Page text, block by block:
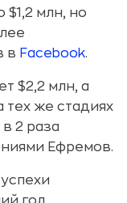
млн, но
в Facebook.
$2,2 млн, а
же стадиях
2 раза
Ефремов.